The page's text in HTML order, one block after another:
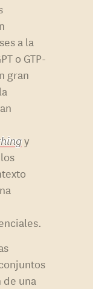
a la
o GTP-
gran
y
una